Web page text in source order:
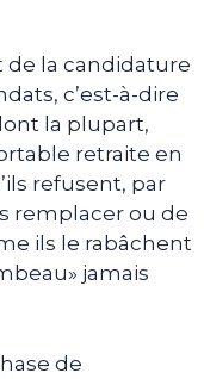
de la candidature
c’est-à-dire
la plupart,
retraite en
refusent, par
remplacer ou de
ils le rabâchent
jamais
de